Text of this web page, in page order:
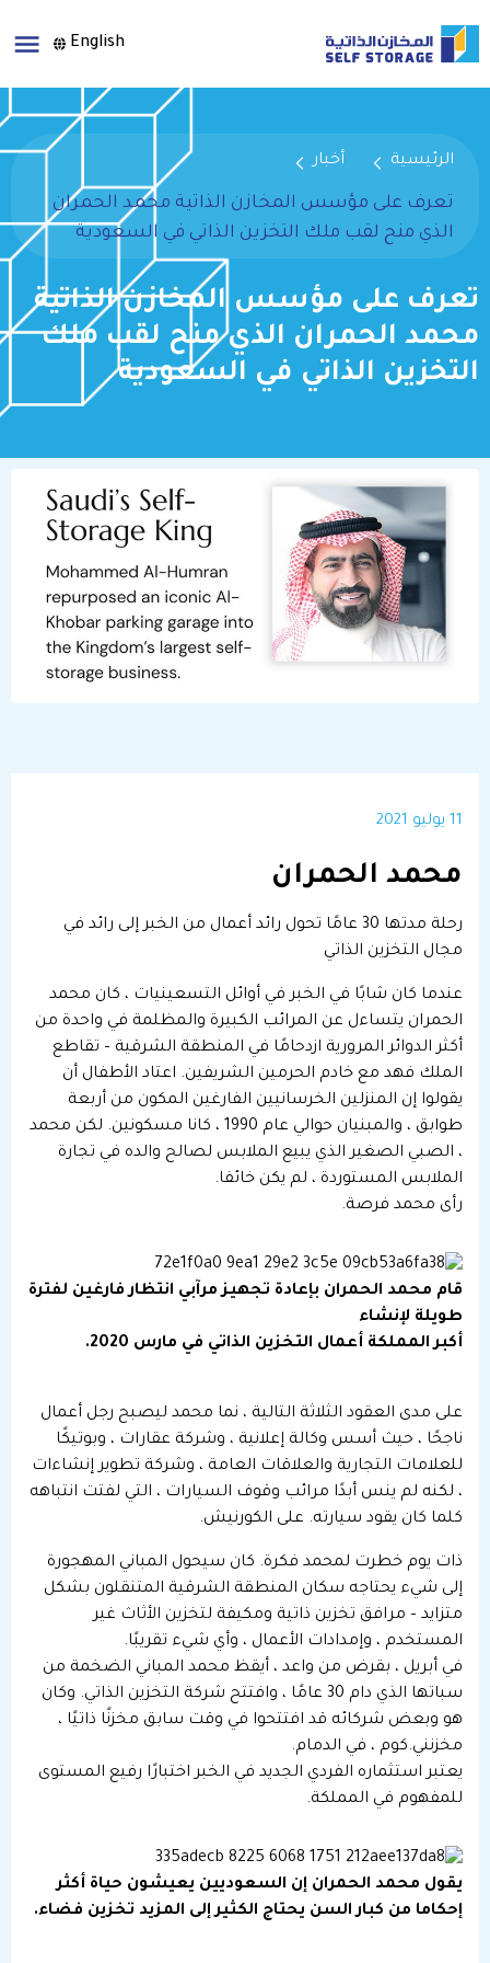
English
الرئيسية أخبار
تعرف على مؤسس المخازن الذاتية محمد الحمران
الذي منح لقب ملك التخزين الذاتي في السعودية
تعرف على مؤسس المخازن الذاتية
محمد الحمران الذي منح لقب ملك
التخزين الذاتي في السعودية
11 يوليو 2021
محمد الحمران
رحلة مدتها 30 عامًا تحول رائد أعمال من الخبر إلى رائد في
مجال التخزين الذاتي
عندما كان شابًا في الخبر في أوائل التسعينيات ، كان محمد
الحمران يتساءل عن المرائب الكبيرة والمظلمة في واحدة من
أكثر الدوائر المرورية ازدحامًا في المنطقة الشرقية – تقاطع
الملك فهد مع خادم الحرمين الشريفين. اعتاد الأطفال أن
يقولوا إن المنزلين الخرسانيين الفارغين المكون من أربعة
طوابق ، والمبنيان حوالي عام 1990 ، كانا مسكونين. لكن محمد
، الصبي الصغير الذي يبيع الملابس لصالح والده في تجارة
الملابس المستوردة ، لم يكن خائفا.
رأى محمد فرصة.
قام محمد الحمران بإعادة تجهيز مرآبي انتظار فارغين لفترة
طويلة لإنشاء
أكبر المملكة أعمال التخزين الذاتي في مارس 2020.
على مدى العقود الثلاثة التالية ، نما محمد ليصبح رجل أعمال
ناجحًا ، حيث أسس وكالة إعلانية ، وشركة عقارات ، وبوتيكًا
للعلامات التجارية والعلاقات العامة ، وشركة تطوير إنشاءات
، لكنه لم ينس أبدًا مرائب وقوف السيارات ، التي لفتت انتباهه
كلما كان يقود سيارته. على الكورنيش.
ذات يوم خطرت لمحمد فكرة. كان سيحول المباني المهجورة
إلى شيء يحتاجه سكان المنطقة الشرقية المتنقلون بشكل
متزايد – مرافق تخزين ذاتية ومكيفة لتخزين الأثاث غير
المستخدم ، وإمدادات الأعمال ، وأي شيء تقريبًا.
في أبريل ، بقرض من واعد ، أيقظ محمد المباني الضخمة من
سباتها الذي دام 30 عامًا ، وافتتح شركة التخزين الذاتي. وكان
هو وبعض شركائه قد افتتحوا في وقت سابق مخزنًا ذاتيًا ،
مخزنني.كوم ، في الدمام.
يعتبر استثماره الفردي الجديد في الخبر اختبارًا رفيع المستوى
للمفهوم في المملكة.
يقول محمد الحمران إن السعوديين يعيشون حياة أكثر
إحكاما من كبار السن يحتاج الكثير إلى المزيد تخزين فضاء.